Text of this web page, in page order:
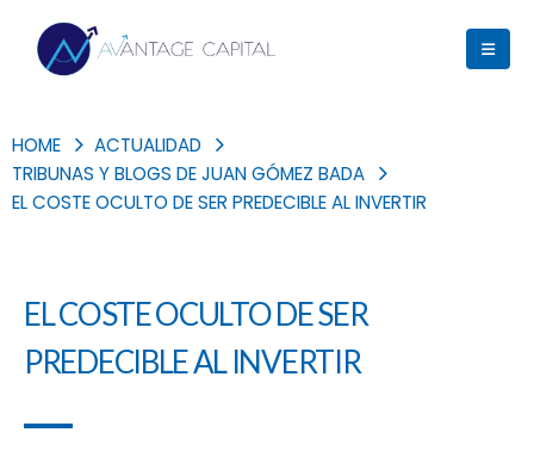
HOME
ACTUALIDAD
TRIBUNAS Y BLOGS DE JUAN GÓMEZ BADA
EL COSTE OCULTO DE SER PREDECIBLE AL INVERTIR
EL COSTE OCULTO DE SER
PREDECIBLE AL INVERTIR